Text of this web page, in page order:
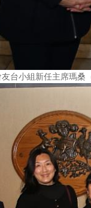
台小組新任主席瑪桑